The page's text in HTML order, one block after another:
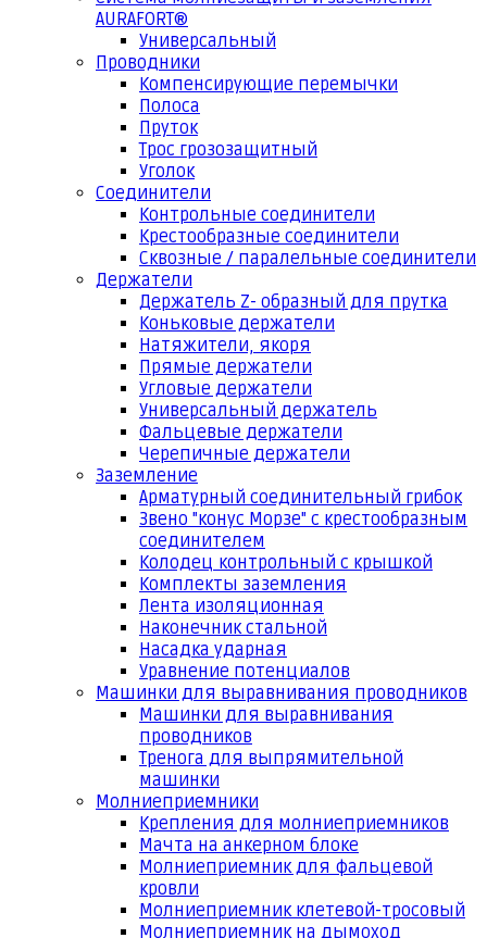
AURAFORT®
Универсальный
Проводники
Компенсирующие перемычки
Полоса
Пруток
Трос грозозащитный
Уголок
Соединители
Контрольные соединители
Крестообразные соединители
Сквозные / паралельные соединители
Держатели
Держатель Z- образный для прутка
Коньковые держатели
Натяжители, якоря
Прямые держатели
Угловые держатели
Универсальный держатель
Фальцевые держатели
Черепичные держатели
Заземление
Арматурный соединительный грибок
Звено "конус Морзе" с крестообразным
соединителем
Колодец контрольный с крышкой
Комплекты заземления
Лента изоляционная
Наконечник стальной
Насадка ударная
Уравнение потенциалов
Машинки для выравнивания проводников
Машинки для выравнивания
проводников
Тренога для выпрямительной
машинки
Молниеприемники
Крепления для молниеприемников
Мачта на анкерном блоке
Молниеприемник для фальцевой
кровли
Молниеприемник клетевой-тросовый
Молниеприемник на дымоход